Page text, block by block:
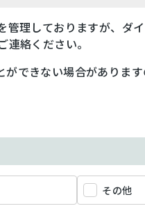
理しておりますが、ダ
絡ください。
できない場合があります
その他